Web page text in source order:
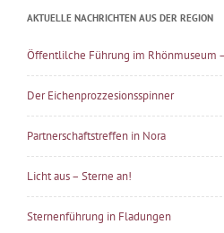
AKTUELLE NACHRICHTEN AUS DER REGION
Öffentlilche Führung im Rhönmuseum
Der Eichenprozzesionsspinner
Partnerschaftstreffen in Nora
Licht aus – Sterne an!
Sternenführung in Fladungen